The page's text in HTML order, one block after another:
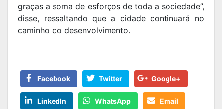
graças a soma de esforços de toda a sociedade”,
disse, ressaltando que a cidade continuará no
caminho do desenvolvimento.
Facebook Twitter Google+
LinkedIn WhatsApp Email